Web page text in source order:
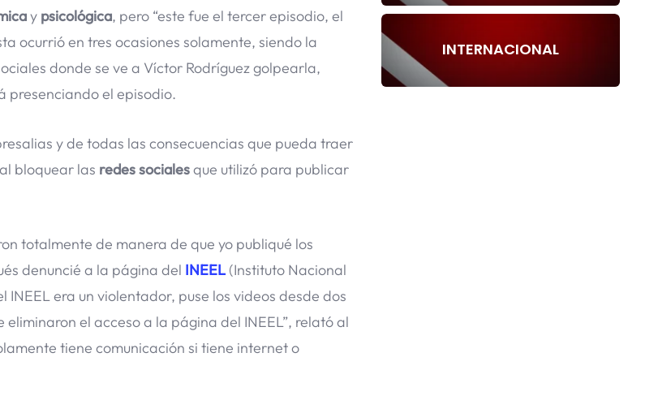
y psicológica, pero “este fue el tercer episodio, el
ocurrió en tres ocasiones solamente, siendo la
donde se ve a Víctor Rodríguez golpearla,
presenciando el episodio.
y de todas las consecuencias que pueda traer
bloquear las redes socialesque utilizó para publicar
totalmente de manera de que yo publiqué los
denuncié a la página del INEEL (Instituto Nacional
era un violentador, puse los videos desde dos
el acceso a la página del INEEL”, relató al
tiene comunicación si tiene internet o
INTERNACIONAL